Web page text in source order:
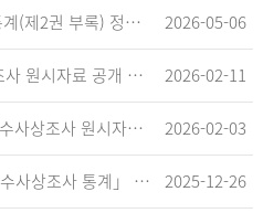
제15차 국가손상종합통계(제2권 부록) 정오표('26.5.18. 기준) 2026-05-06
2024년 급성심장정지조사 원시자료 공개 알림 2026-02-11
2024년 중증손상 및 다수사상조사 원시자료 공개 알림 2026-02-03
「2024 중증손상 및 다수사상조사 통계」 공표 2025-12-26